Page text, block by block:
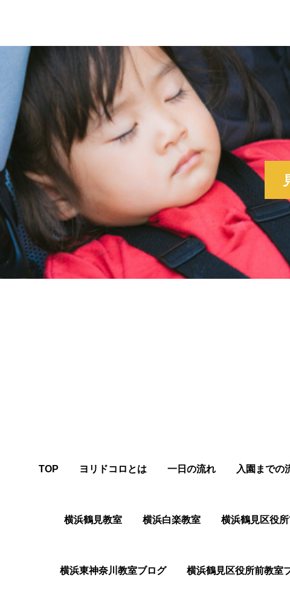
TOP ヨリドコロとは 一日の流れ 入園までの
横浜鶴見教室 横浜白楽教室 横浜鶴⾒区役
横浜東神奈川教室ブログ 横浜鶴⾒区役所前教室